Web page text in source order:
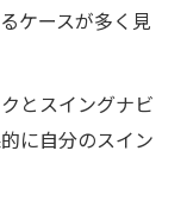
ケースが多く見
とスイングナビ
に自分のスイン